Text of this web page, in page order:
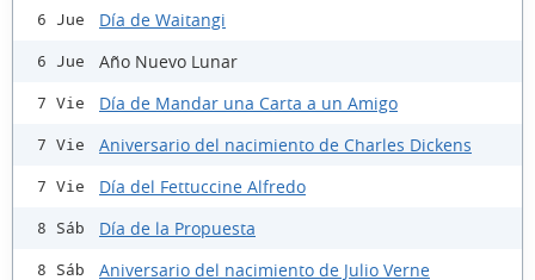
6 Jue Día de Waitangi
6 Jue Año Nuevo Lunar
7 Vie Día de Mandar una Carta a un Amigo
7 Vie Aniversario del nacimiento de Charles Dickens
7 Vie Día del Fettuccine Alfredo
8 Sáb Día de la Propuesta
8 Sáb Aniversario del nacimiento de Julio Verne